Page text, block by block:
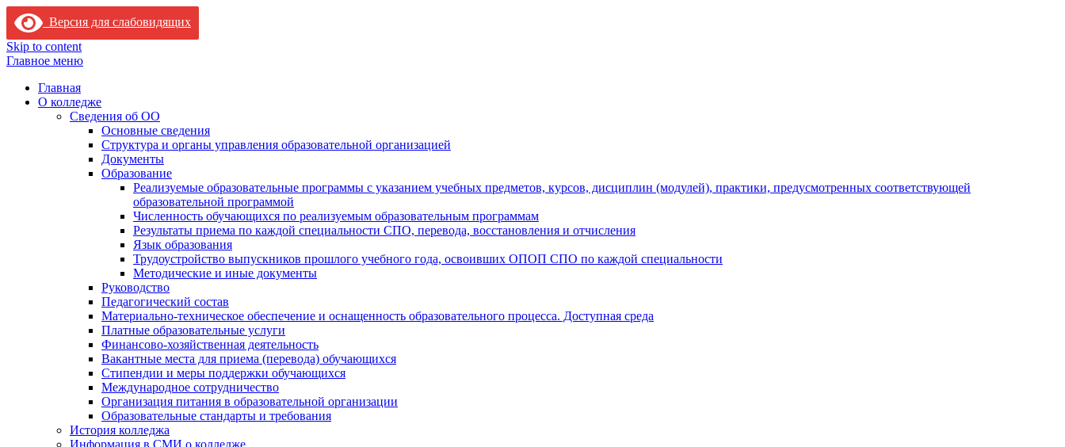
Версия для слабовидящих
Skip to content
Главное меню
Главная
О колледже
Сведения об ОО
Основные сведения
Структура и органы управления образовательной организацией
Документы
Образование
Реализуемые образовательные программы с указанием учебных предметов, курсов, дисциплин (модулей), практики, предусмотренных соответствующей
образовательной программой
Численность обучающихся по реализуемым образовательным программам
Результаты приема по каждой специальности СПО, перевода, восстановления и отчисления
Язык образования
Трудоустройство выпускников прошлого учебного года, освоивших ОПОП СПО по каждой специальности
Методические и иные документы
Руководство
Педагогический состав
Материально-техническое обеспечение и оснащенность образовательного процесса. Доступная среда
Платные образовательные услуги
Финансово-хозяйственная деятельность
Вакантные места для приема (перевода) обучающихся
Стипендии и меры поддержки обучающихся
Международное сотрудничество
Организация питания в образовательной организации
Образовательные стандарты и требования
История колледжа
Информация в СМИ о колледже